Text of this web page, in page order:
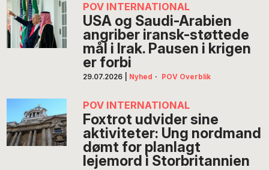
POV INTERNATIONAL
USA og Saudi-Arabien
angriber iransk-støttede
mål i Irak. Pausen i krigen
er forbi
29.07.2026 Nyhed · POV Overblik
POV INTERNATIONAL
Foxtrot udvider sine
aktiviteter: Ung nordmand
dømt for planlagt
lejemord i Storbritannien